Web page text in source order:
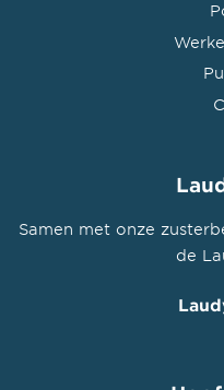
Samen met onze
de